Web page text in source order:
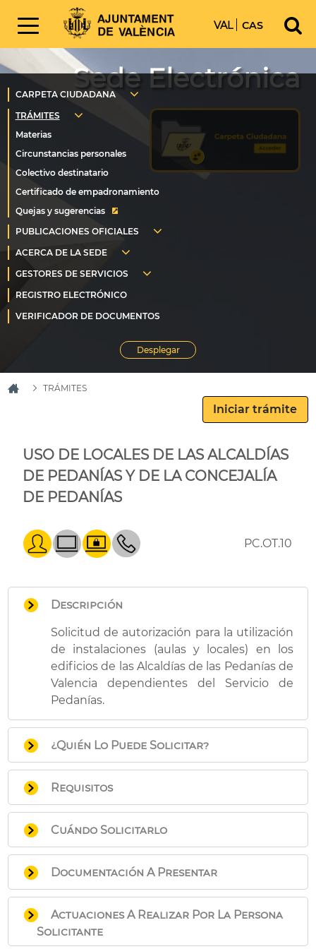
VAL CAS
Sede Electrónica
Quejas y sugerencias
TRÁMITES
USO DE LOCALES DE LAS ALCALDÍAS
DE PEDANÍAS Y DE LA CONCEJALÍA
DE PEDANÍAS
PC.OT.10
Descripción
Solicitud de autorización para la utilización
de instalaciones (aulas y locales) en los
edificios de las Alcaldías de las Pedanías de
Valencia dependientes del Servicio de
Pedanías.
¿Quién Lo Puede Solicitar?
Personas físicas, asociaciones y otras
entidades jurídicas válidamente
constituidas sin ánimo de lucro.
Requisitos
Las actividades a realizar deben ser
temporales y concretas.
Los espacios cedidos no podrán ser de
uso privativo de ninguna asociación o
social de los mismos.
No tendrán cabida las actividades que
tengan por único fin el lucro privado, ni
Cuándo Solicitarlo
Como mínimo con un mes de antelación a
la fecha solicitada.
Documentación A Presentar
Impreso de solicitud que puede
descargar en el apartado “Impresos”
de esta misma página, si la solicitud se
Actuaciones A Realizar Por La Persona
Solicitante